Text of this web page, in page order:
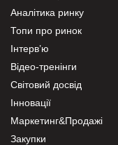
Аналітика ринку
Топи про ринок
Інтерв’ю
Відео-тренінги
Світовий досвід
Інновації
Маркетинг&Продажі
Закупки